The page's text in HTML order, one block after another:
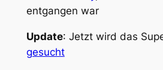
entgangen war
Update: Jetzt wird das
gesucht